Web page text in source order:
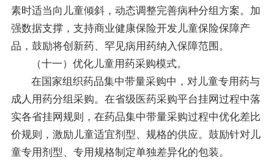
素时适当向儿童倾斜，动态调整完善病种分组方案。加
强数据支撑，支持商业健康保险开发儿童保险保障产
品，鼓励将创新药、罕见病用药纳入保障范围。
（十一）优化儿童用药采购模式。
在国家组织药品集中带量采购中，对儿童专用药与
成人用药分组采购。在省级医药采购平台挂网过程中落
实各省挂网规则，在药品集中带量采购过程中优化差比
价规则，激励儿童适宜剂型、规格的供应。鼓励针对儿
童专用剂型、专用规格制定单独差异化的包装。